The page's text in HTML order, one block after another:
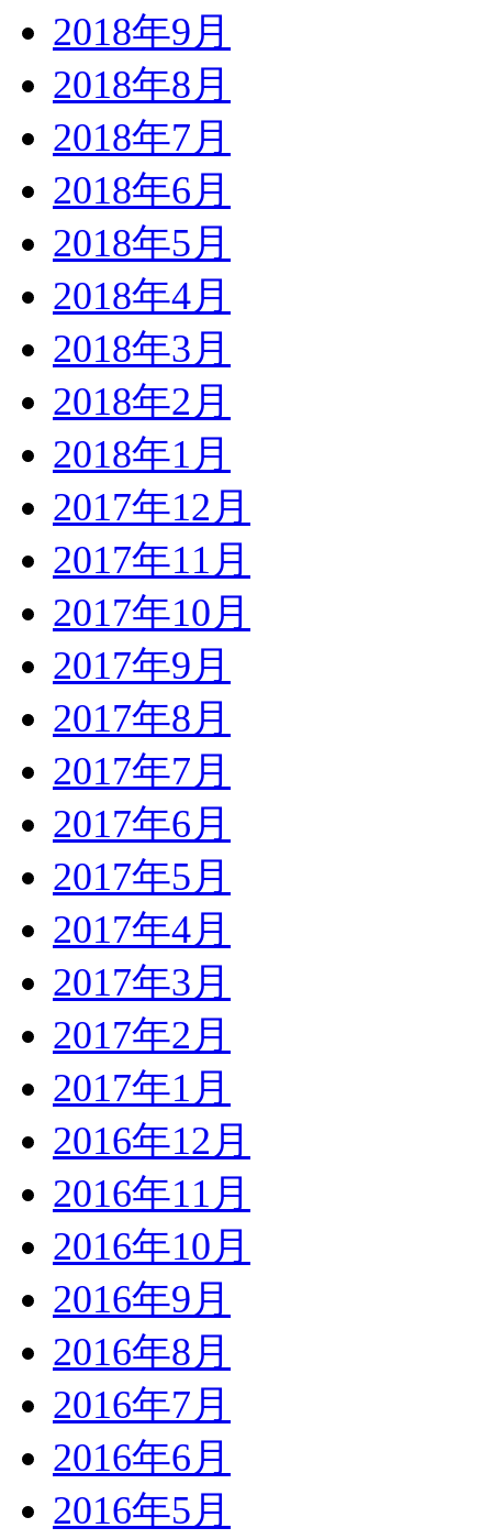
2018年9月
2018年8月
2018年7月
2018年6月
2018年5月
2018年4月
2018年3月
2018年2月
2018年1月
2017年12月
2017年11月
2017年10月
2017年9月
2017年8月
2017年7月
2017年6月
2017年5月
2017年4月
2017年3月
2017年2月
2017年1月
2016年12月
2016年11月
2016年10月
2016年9月
2016年8月
2016年7月
2016年6月
2016年5月